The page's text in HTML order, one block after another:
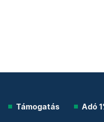
Támogatás Adó